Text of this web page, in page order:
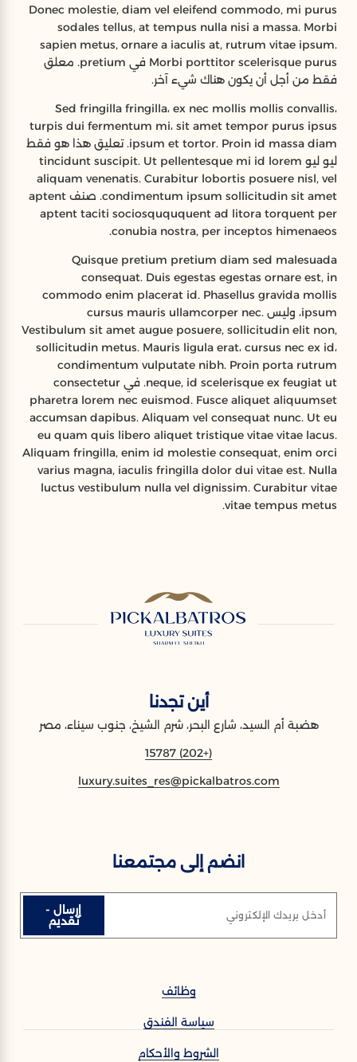
Donec molestie, diam vel eleifend commodo, mi purus
sodales tellus, at tempus nulla nisi a massa. Morbi
sapien metus, ornare a iaculis at, rutrum vitae ipsum.
Morbi porttitor scelerisque purus في pretium. معلق
فقط من أجل أن يكون هناك شيء آخر.
Sed fringilla fringilla، ex nec mollis mollis convallis،
turpis dui fermentum mi، sit amet tempor purus ipsus
ipsum et tortor. Proin id massa diam. تعليق هذا هو فقط
ليو ليو tincidunt suscipit. Ut pellentesque mi id lorem
aliquam venenatis. Curabitur lobortis posuere nisl, vel
condimentum ipsum sollicitudin sit amet. صنف aptent
aptent taciti sociosquququent ad litora torquent per
conubia nostra, per inceptos himenaeos.
Quisque pretium pretium diam sed malesuada
consequat. Duis egestas egestas ornare est, in
commodo enim placerat id. Phasellus gravida mollis
ipsum، وليس cursus mauris ullamcorper nec.
Vestibulum sit amet augue posuere, sollicitudin elit non,
sollicitudin metus. Mauris ligula erat، cursus nec ex id،
condimentum vulputate nibh. Proin porta rutrum
neque, id scelerisque ex feugiat ut. في consectetur
pharetra lorem nec euismod. Fusce aliquet aliquumset
accumsan dapibus. Aliquam vel consequat nunc. Ut eu
eu quam quis libero aliquet tristique vitae vitae lacus.
Aliquam fringilla, enim id molestie consequat, enim orci
varius magna, iaculis fringilla dolor dui vitae est. Nulla
luctus vestibulum nulla vel dignissim. Curabitur vitae
vitae tempus metus.
أين تجدنا
هضبة أم السيد، شارع البحر، شرم الشيخ، جنوب سيناء، مصر
(+202) 15787
luxury.suites_res@pickalbatros.com
انضم إلى مجتمعنا
أدخل بريدك الإلكتروني إرسال -
تقديم
وظائف
سياسة الفندق
الشروط والأحكام